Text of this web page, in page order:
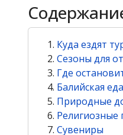
Куда ездят
Сезоны для
Где
Балийская еда
Природные
Религиозные
Сувениры